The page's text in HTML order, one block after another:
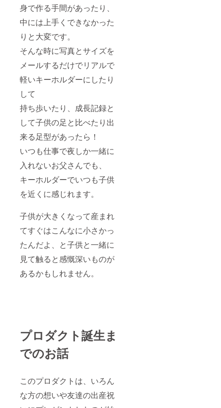
身で作る手間があったり、
中には上手くできなかった
りと大変です。
そんな時に写真とサイズを
メールするだけでリアルで
軽いキーホルダーにしたり
して
持ち歩いたり、成長記録と
して子供の足と比べたり出
来る足型があったら！
いつも仕事で夜しか一緒に
入れないお父さんでも、
キーホルダーでいつも子供
を近くに感じれます。
子供が大きくなって産まれ
てすぐはこんなに小さかっ
たんだよ、と子供と一緒に
見て触ると感慨深いものが
あるかもしれません。
プロダクト誕生ま
でのお話
このプロダクトは、いろん
な方の想いや友達の出産祝